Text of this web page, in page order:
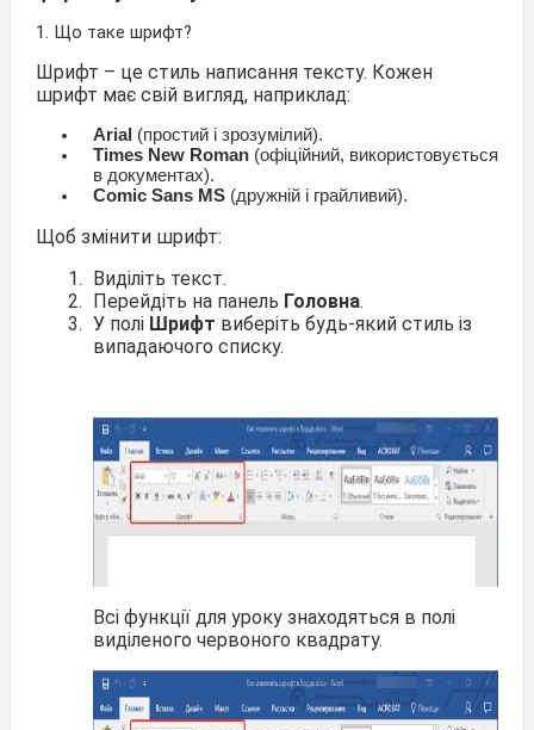
1. Що таке шрифт?
Шрифт – це стиль написання тексту. Кожен
шрифт має свій вигляд, наприклад:
Arial (простий і зрозумілий).
Times New Roman(офіційний, використовується
в документах).
Comic Sans MS(дружній і грайливий).
Щоб змінити шрифт:
Виділіть текст.
Перейдіть на панель Головна.
У полі Шрифт виберіть будь-який стиль із
випадаючого списку.
Всі функції для уроку знаходяться в полі
виділеного червоного квадрату.